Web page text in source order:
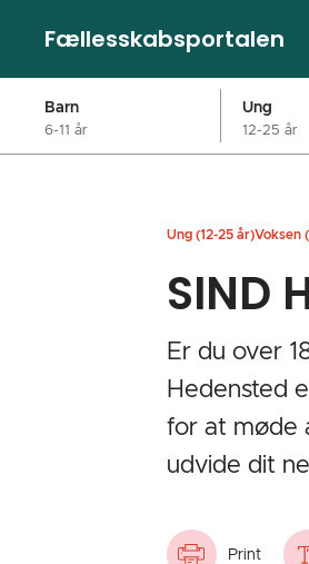
Fællesskabsportalen
Barn
6-11 år
Ung
12-25 år
Ung (12-25 år)Voksen
SIND
Er du over
Hedensted
for at møde
udvide dit
Print